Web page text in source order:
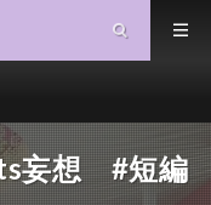
妄想 #短編